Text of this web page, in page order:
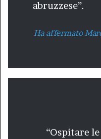
abruzzese”.
Ha affermato
“Ospitare